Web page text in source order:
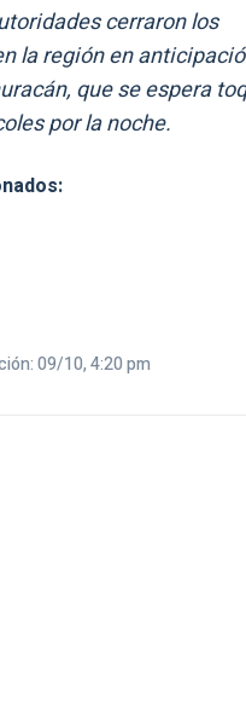
cerraron los
la región en
que se espera
por la noche.
09/10, 4:20 pm